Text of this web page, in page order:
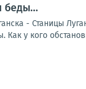
беды…
- Станицы
у кого